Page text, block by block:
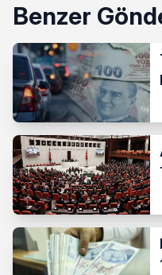
Benzer